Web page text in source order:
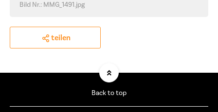
Bild Nr.: MMG_1491.jpg
teilen
Back to top